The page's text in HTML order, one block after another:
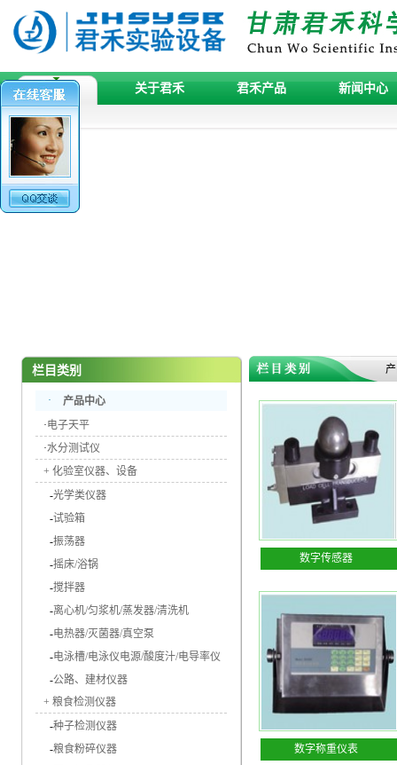
首页 关于君禾 君禾产品 新闻中心
栏目类别
·
产品中心
·电子天平
·水分测试仪
+ 化验室仪器、设备
-光学类仪器
-试验箱
-振荡器
-摇床/浴锅
-搅拌器
-离心机/匀浆机/蒸发器/清洗机
-电热器/灭菌器/真空泵
-电泳槽/电泳仪电源/酸度汁/电导率仪
-公路、建材仪器
+ 粮食检测仪器
-种子检测仪器
-粮食粉碎仪器
数字传感器
数字称重仪表